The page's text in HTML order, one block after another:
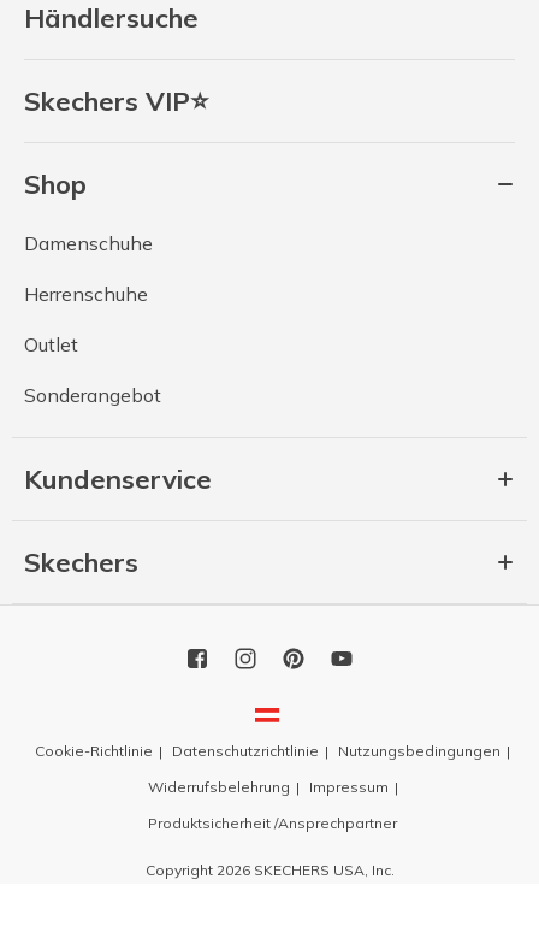
Händlersuche
Skechers VIP⭐
Shop
Damenschuhe
Herrenschuhe
Outlet
Sonderangebot
Kundenservice
Skechers
Cookie-Richtlinie Datenschutzrichtlinie
Nutzungsbedingungen
Widerrufsbelehrung
Impressum
Produktsicherheit /Ansprechpartner
Copyright 2026 SKECHERS USA, Inc.